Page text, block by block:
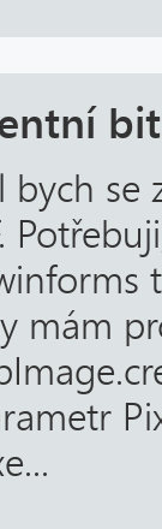
bych se
mám